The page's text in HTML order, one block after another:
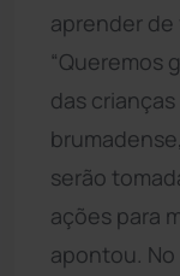
aprender de
“Queremos
das
serão
ações para
apontou. No